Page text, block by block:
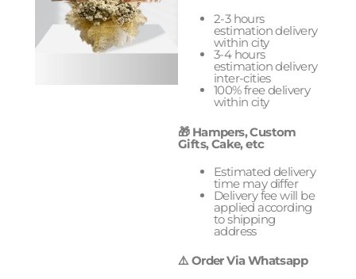
2-3 hours
estimation delivery
within city
3-4 hours
estimation delivery
inter-cities
100% free delivery
within city
🎁 Hampers, Custom
Gifts, Cake, etc
Estimated delivery
time may differ
Delivery fee will be
applied according
to shipping
address
⚠️ Order Via Whatsapp